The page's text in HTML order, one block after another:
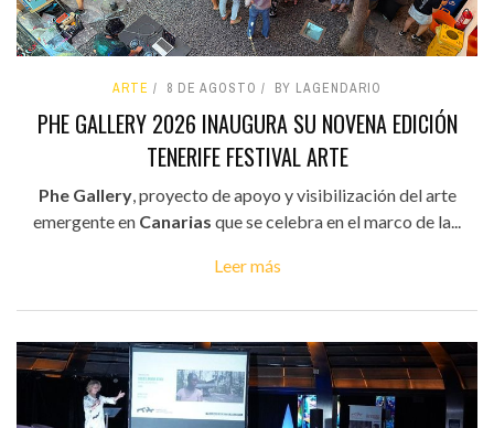
ARTE 8 DE AGOSTO BY LAGENDARIO
PHE GALLERY 2026 INAUGURA SU NOVENA EDICIÓN
TENERIFE FESTIVAL ARTE
Phe Gallery, proyecto de apoyo y visibilización del arte
emergente en Canarias que se celebra en el marco de la...
Leer más